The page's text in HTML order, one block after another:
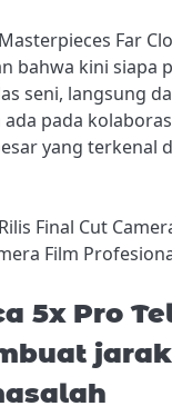
Far
bahwa kini siapa
seni, langsung
ada pada
yang terkenal
Final Cut
Film
5x Pro